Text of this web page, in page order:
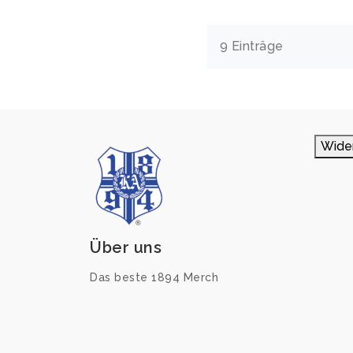
9 Einträge
Über uns
Das beste 1894 Merch